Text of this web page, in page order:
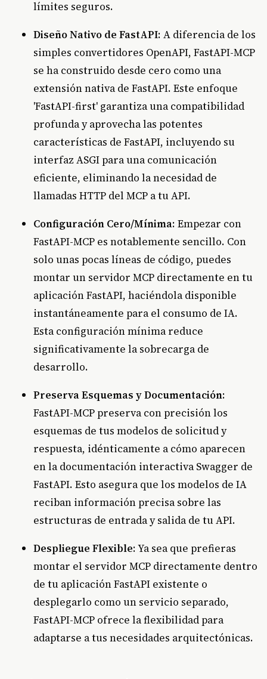
límites seguros.
Diseño Nativo de FastAPI: A diferencia de los
simples convertidores OpenAPI, FastAPI-MCP
se ha construido desde cero como una
extensión nativa de FastAPI. Este enfoque
'FastAPI-first' garantiza una compatibilidad
profunda y aprovecha las potentes
características de FastAPI, incluyendo su
interfaz ASGI para una comunicación
eficiente, eliminando la necesidad de
llamadas HTTP del MCP a tu API.
Configuración Cero/Mínima: Empezar con
FastAPI-MCP es notablemente sencillo. Con
solo unas pocas líneas de código, puedes
montar un servidor MCP directamente en tu
aplicación FastAPI, haciéndola disponible
instantáneamente para el consumo de IA.
Esta configuración mínima reduce
significativamente la sobrecarga de
desarrollo.
Preserva Esquemas y Documentación:
FastAPI-MCP preserva con precisión los
esquemas de tus modelos de solicitud y
respuesta, idénticamente a cómo aparecen
en la documentación interactiva Swagger de
FastAPI. Esto asegura que los modelos de IA
reciban información precisa sobre las
estructuras de entrada y salida de tu API.
Despliegue Flexible: Ya sea que prefieras
montar el servidor MCP directamente dentro
de tu aplicación FastAPI existente o
desplegarlo como un servicio separado,
FastAPI-MCP ofrece la flexibilidad para
adaptarse a tus necesidades arquitectónicas.